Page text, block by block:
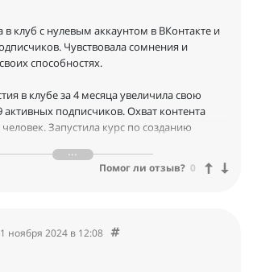
в клуб с нулевым аккаунтом в ВКонтакте и
Чувствовала сомнения и
способностях.
в клубе за 4 месяца увеличила свою
подписчиков. Охват контента
Запустила курс по созданию
заметили изменения? Они отмечают, что я
и решительной, и теперь могу помочь
Помог ли отзыв? 0
ноября 2024 в 12:08